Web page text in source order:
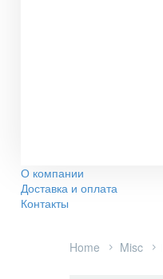
О компании
Доставка и оплата
Контакты
Home Misc